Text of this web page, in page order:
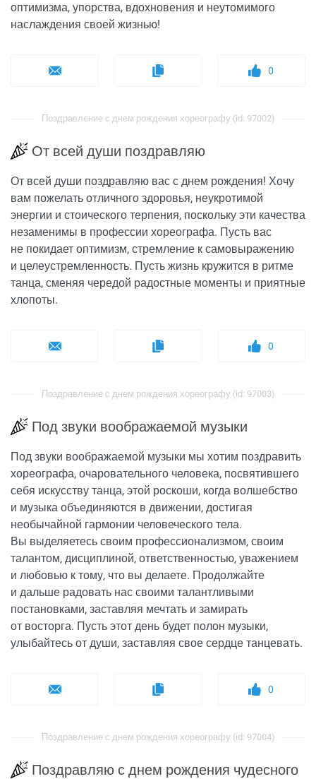
оптимизма, упорства, вдохновения и неутомимого
наслаждения своей жизнью!
0
Поздравление с днем рождения хореографу (id: 97002)
От всей души поздравляю
От всей души поздравляю вас с днем рождения! Хочу
вам пожелать отличного здоровья, неукротимой
энергии и стоического терпения, поскольку эти качества
незаменимы в профессии хореографа. Пусть вас
не покидает оптимизм, стремление к самовыражению
и целеустремленность. Пусть жизнь кружится в ритме
танца, сменяя чередой радостные моменты и приятные
хлопоты.
0
Поздравление с днем рождения хореографу (id: 97003)
Под звуки воображаемой музыки
Под звуки воображаемой музыки мы хотим поздравить
хореографа, очаровательного человека, посвятившего
себя искусству танца, этой роскоши, когда волшебство
и музыка объединяются в движении, достигая
необычайной гармонии человеческого тела.
Вы выделяетесь своим профессионализмом, своим
талантом, дисциплиной, ответственностью, уважением
и любовью к тому, что вы делаете. Продолжайте
и дальше радовать нас своими талантливыми
постановками, заставляя мечтать и замирать
от восторга. Пусть этот день будет полон музыки,
улыбайтесь от души, заставляя свое сердце танцевать.
0
Поздравление с днем рождения хореографу (id: 97004)
Поздравляю с днем рождения чудесного